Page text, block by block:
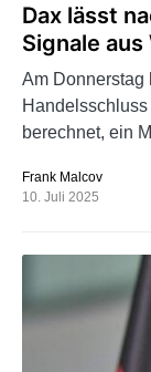
Dax lässt
Signale
Am Donnerstag
berechnet, ein
Frank Malcov
10. Juli 2025